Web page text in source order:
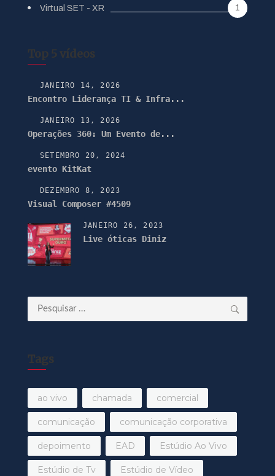
Virtual SET - XR 1
Top 5 vídeos
JANEIRO 14, 2026
Encontro Liderança TI & Infra...
JANEIRO 13, 2026
Operações 360: Um Evento de...
SETEMBRO 20, 2024
evento KitKat
DEZEMBRO 8, 2023
Visual Composer #4509
JANEIRO 26, 2023
Live óticas Diniz
Pesquisar
por:
Tags
ao vivo chamada comercial
comunicação comunicação corporativa
depoimento EAD Estúdio Ao Vivo
Estúdio de Tv Estúdio de Vídeo